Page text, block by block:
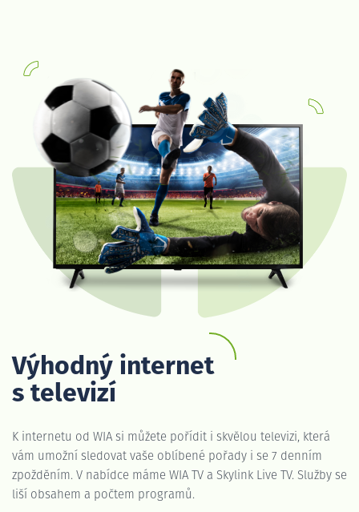
Výhodný internet
s televizí
K internetu od WIA si můžete pořídit i skvělou televizi, která
vám umožní sledovat vaše oblíbené pořady i se 7 denním
zpožděním. V nabídce máme WIA TV a Skylink Live TV. Služby se
liší obsahem a počtem programů.